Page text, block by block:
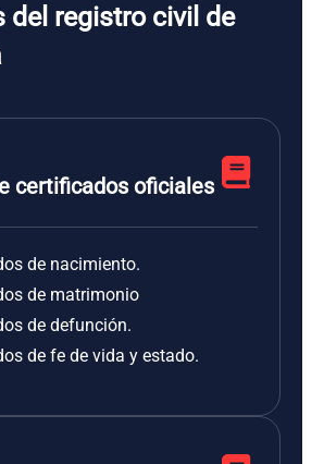
del registro civil de
certificados oficiales
de nacimiento.
de matrimonio
de defunción.
de fe de vida y estado.